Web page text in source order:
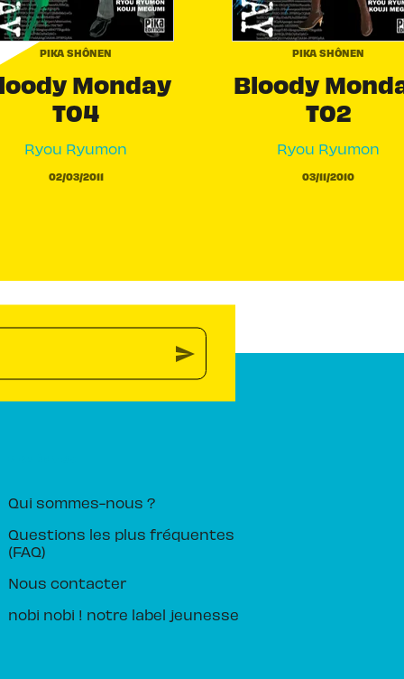
PIKA SHÔNEN
Monday
T04
Ryou Ryumon
02/03/2011
PIKA SHÔNEN
Bloody
T02
Ryou Ryumon
03/11/2010
send
Qui sommes-nous ?
Questions les plus fréquentes
(FAQ)
Nous contacter
nobi nobi ! notre label jeunesse